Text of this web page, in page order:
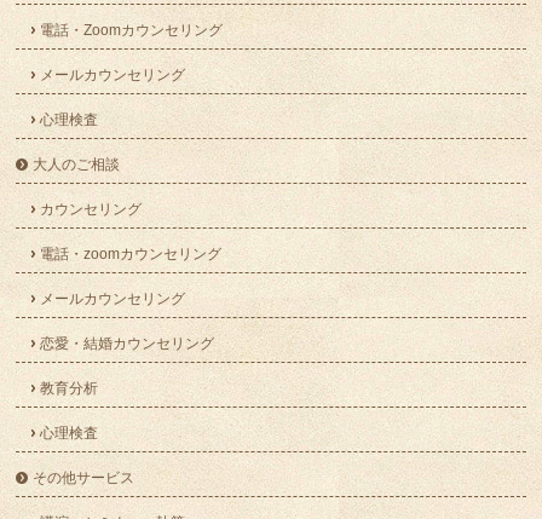
電話・Zoomカウンセリング
メールカウンセリング
心理検査
大人のご相談
カウンセリング
電話・zoomカウンセリング
メールカウンセリング
恋愛・結婚カウンセリング
教育分析
心理検査
その他サービス